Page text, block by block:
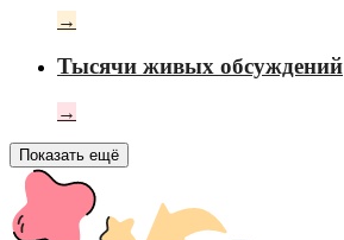
→
Тысячи живых обсуждений
→
Показать ещё